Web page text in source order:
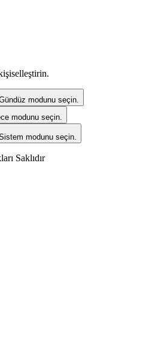
modunu seçin.
modunu seçin.
modunu seçin.
Saklıdır